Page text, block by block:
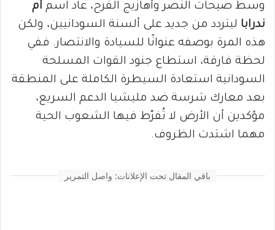
وسط صيحات النصر وأهازيج الفرح، عاد اسم أم
ندرابا ليتردد من جديد على ألسنة السودانيين، ولكن
هذه المرة بوصفه عنوانًا للسيادة والانتصار. ففي
لحظة فارقة، استطاع جنود القوات المسلحة
السودانية استعادة السيطرة الكاملة على المنطقة
بعد معارك شرسة ضد مليشيا الدعم السريع،
مؤكدين أن الأرض لا تُفرّط فيها الشعوب الحية
مهما اشتدت الظروف.
باقي المقال تحت الإعلانات: واصل التمرير